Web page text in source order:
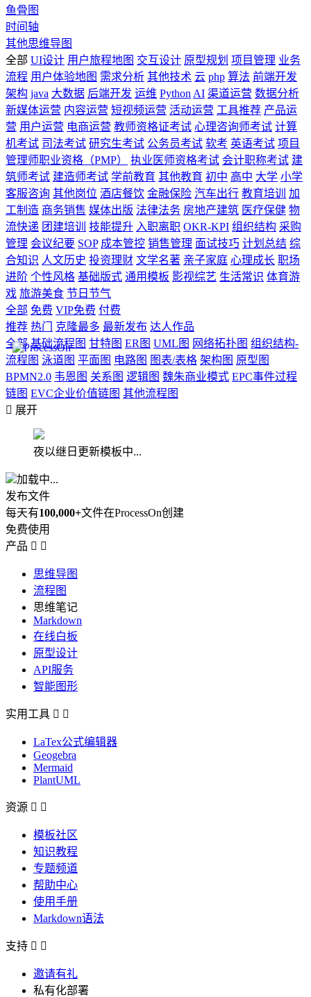
鱼骨图
时间轴
其他思维导图
全部 UI设计 用户旅程地图 交互设计 原型规划 项目管理 业务
流程 用户体验地图 需求分析 其他技术 云 php 算法 前端开发
架构 java 大数据 后端开发 运维 Python AI 渠道运营 数据分析
新媒体运营 内容运营 短视频运营 活动运营 工具推荐 产品运
营 用户运营 电商运营 教师资格证考试 心理咨询师考试 计算
机考试 司法考试 研究生考试 公务员考试 软考 英语考试 项目
管理师职业资格（PMP）
执业医师资格考试 会计职称考试 建
筑师考试 建造师考试 学前教育 其他教育 初中 高中 大学 小学
客服咨询 其他岗位 酒店餐饮 金融保险 汽车出行 教育培训
加
工制造 商务销售 媒体出版 法律法务 房地产建筑 医疗保健 物
流快递 团建培训 技能提升 入职离职 OKR-KPI 组织结构 采购
管理 会议纪要 SOP 成本管控 销售管理 面试技巧 计划总结 综
合知识 人文历史 投资理财 文学名著 亲子家庭 心理成长 职场
进阶 个性风格 基础版式 通用模板 影视综艺 生活常识 体育游
戏 旅游美食 节日节气
全部 免费 VIP免费 付费
推荐 热门 克隆最多 最新发布 达人作品
全部 基础流程图 甘特图 ER图 UML图 网络拓扑图 组织结构-
流程图 泳道图 平面图 电路图 图表/表格 架构图 原型图
BPMN2.0 韦恩图 关系图 逻辑图 魏朱商业模式 EPC事件过程
链图 EVC企业价值链图 其他流程图
 展开
夜以继日更新模板中...
加载中...
发布文件
每天有100,000+文件在ProcessOn创建
免费使用
产品  
思维导图
流程图
思维笔记
Markdown
在线白板
原型设计
API服务
智能图形
实用工具  
LaTex公式编辑器
Geogebra
Mermaid
PlantUML
资源  
模板社区
知识教程
专题频道
帮助中心
使用手册
Markdown语法
支持  
邀请有礼
私有化部署